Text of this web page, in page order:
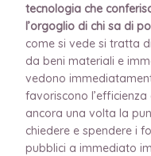
tecnologia che
l’orgoglio di chi sa di
come si vede si tratta
da beni materiali e
vedono
favoriscono
ancora una volta la
chiedere e spendere i
pubblici a immediato